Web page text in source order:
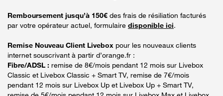
Remboursement jusqu’à 150€ des frais de résiliation facturés
par votre opérateur actuel, formulaire disponible ici.
Remise Nouveau Client Livebox pour les nouveaux clients
internet souscrivant à partir d’orange.fr :
Fibre/ADSL : remise de 8€/mois pendant 12 mois sur Livebox
Classic et Livebox Classic + Smart TV, remise de 7€/mois
pendant 12 mois sur Livebox Up et Livebox Up + Smart TV,